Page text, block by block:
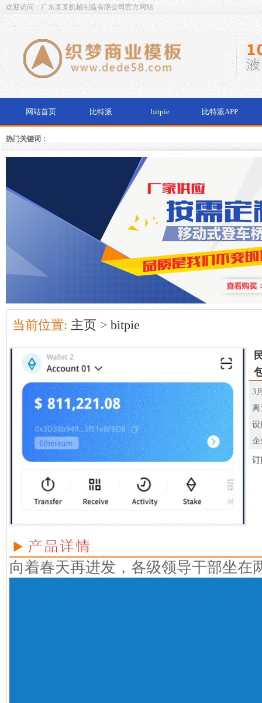
欢迎访问：广东某某机械制造有限公司官方网站
网站首页 比特派 bitpie 比特派APP
热门关键词：
当前位置: 主页 > bitpie
3
离
设
企
订
向着春天再进发，各级领导干部坐在